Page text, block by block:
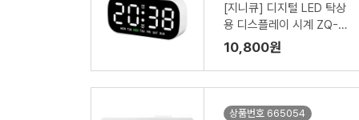
[지니큐] 디지털 LED 탁상
용 디스플레이 시계 ZQ-C
M300
10,800원
상품번호 665054